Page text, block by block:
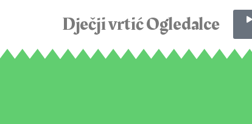
Dječji vrtić Ogledalce